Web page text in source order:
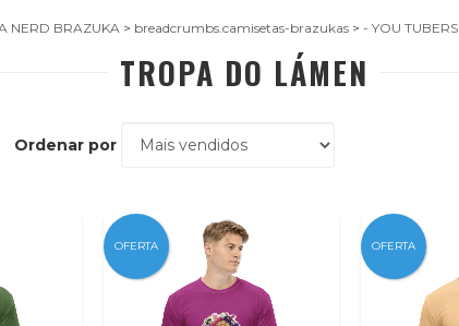
NERD BRAZUKA > breadcrumbs.camisetas-brazukas > - YOU TUBERS
TROPA DO LÁMEN
Ordenar por
OFERTA OFERTA